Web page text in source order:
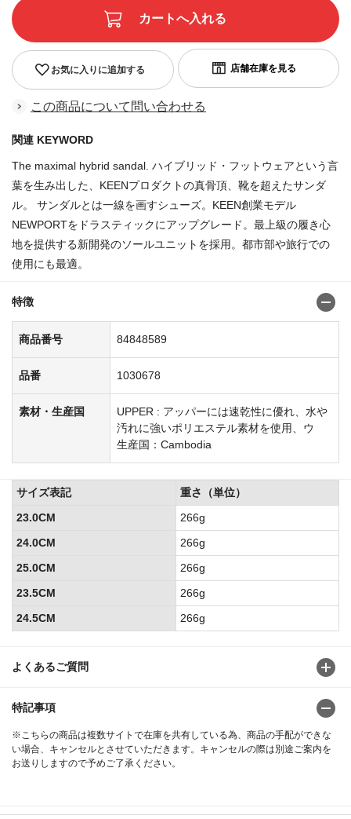
お気に入りに追加する
この商品について問い合わせる
関連 KEYWORD
The maximal hybrid sandal. ハイブリッド・フットウェアという言
葉を生み出した、KEENプロダクトの真骨頂、靴を超えたサンダ
ル。 サンダルとは一線を画すシューズ。KEEN創業モデル
NEWPORTをドラスティックにアップグレード。最上級の履き心
地を提供する新開発のソールユニットを採用。都市部や旅行での
使用にも最適。
特徴
商品番号 84848589
品番 1030678
素材・生産国
UPPER : アッパーには速乾性に優れ、水や
汚れに強いポリエステル素材を使用、ウ
生産国：Cambodia
よくあるご質問
特記事項
※こちらの商品は複数サイトで在庫を共有している為、商品の手配ができな
い場合、キャンセルとさせていただきます。キャンセルの際は別途ご案内を
お送りしますので予めご了承ください。
サイズ表記
重さ（単位）
23.0CM
266g
24.0CM
266g
25.0CM
266g
23.5CM
266g
24.5CM
266g